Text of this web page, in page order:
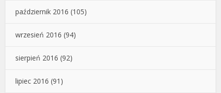
październik 2016 (105)
wrzesień 2016 (94)
sierpień 2016 (92)
lipiec 2016 (91)